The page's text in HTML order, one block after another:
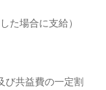
た場合に支給）
び共益費の一定割